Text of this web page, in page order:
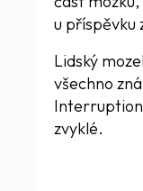
u příspěvku
Lidský
všechno
zvyklé.